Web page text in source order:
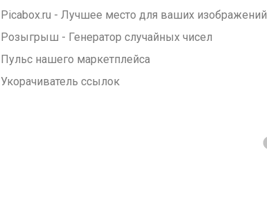
Picabox.ru - Лучшее место для ваших изображений
Розыгрыш - Генератор случайных чисел
Пульс нашего маркетплейса
Укорачиватель ссылок